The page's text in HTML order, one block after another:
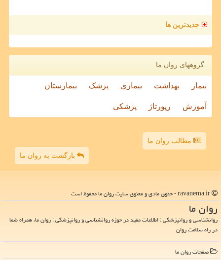
جدیدترین ها
گروههای روان ما
بیمار بهداشت بیماری پزشک بیمارستان
آموزش رپورتاژ پزشکی
مطالب روان ما
بازگشت به روان ما
روان ما
روانشناسی و روانپزشکی : اطلاعات مفید در حوزه روانشناسی و روانپزشکی : روان ما، همراه شما
در راه سلامت روان
صفحات روان ما